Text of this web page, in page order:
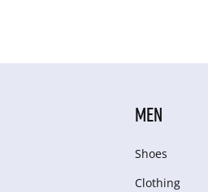
MEN
Shoes
Clothing